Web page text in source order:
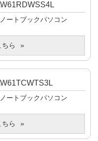
ノートブックパソコン
ら
ノートブックパソコン
ら